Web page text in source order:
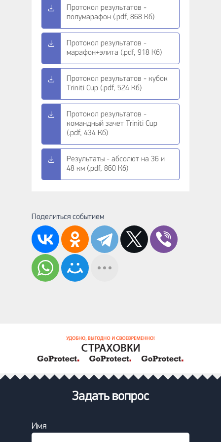
Протокол результатов -
полумарафон (.pdf, 868 Кб)
Протокол результатов -
марафон+элита (.pdf, 918 Кб)
Протокол результатов - кубок
Triniti Cup (.pdf, 524 Кб)
Протокол результатов -
командный зачет Triniti Cup
(.pdf, 434 Кб)
Результаты - абсолют на 36 и
48 км (.pdf, 860 Кб)
Поделиться событием
Задать вопрос
Имя